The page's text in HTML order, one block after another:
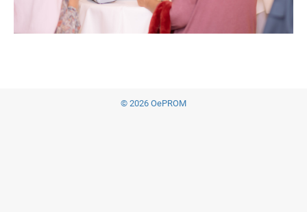
© 2026 OePROM